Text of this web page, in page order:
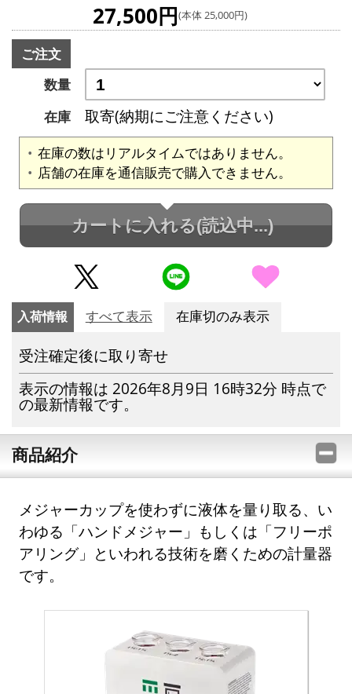
27,500円(本体 25,000円)
ご注文
数量
在庫
取寄(納期にご注意ください)
在庫の数はリアルタイムではありません。
店舗の在庫を通信販売で購入できません。
カートに入れる(読込中...)
入荷情報 すべて表示 在庫切のみ表示
受注確定後に取り寄せ
表示の情報は 2026年8月9日 16時32分 時点で
の最新情報です。
商品紹介
メジャーカップを使わずに液体を量り取る、い
わゆる「ハンドメジャー」もしくは「フリーポ
アリング」といわれる技術を磨くための計量器
です。